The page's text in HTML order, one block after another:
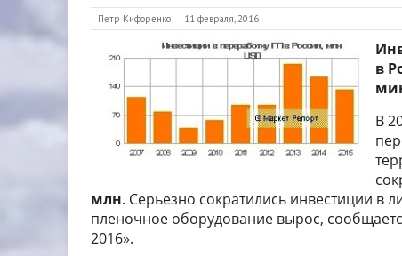
Петр Кифоренко 11 февраля, 2016
в
В
млн. Серьезно сократились инвестиции в
пленочное оборудование вырос,
2016».